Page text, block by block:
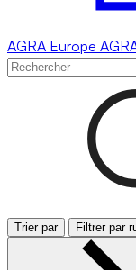
AGRA Europe
Trier par Filtrer par